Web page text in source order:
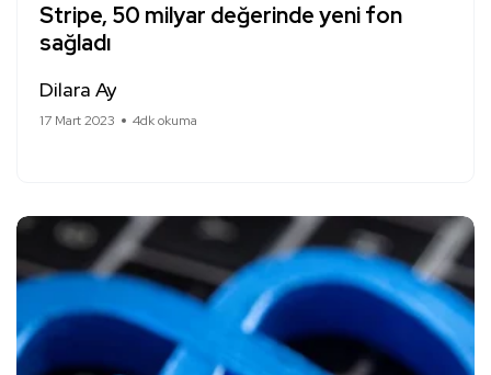
Stripe, 50 milyar değerinde yeni fon
sağladı
Dilara Ay
17 Mart 2023 4dk okuma